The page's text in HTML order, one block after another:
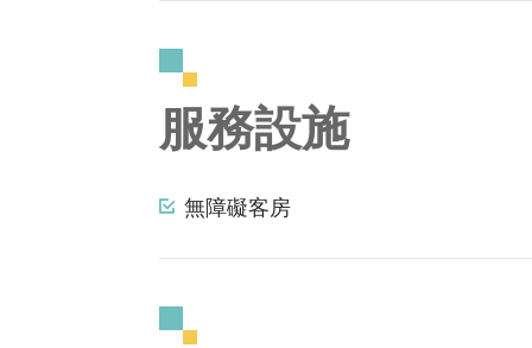
服務設施
無障礙客房